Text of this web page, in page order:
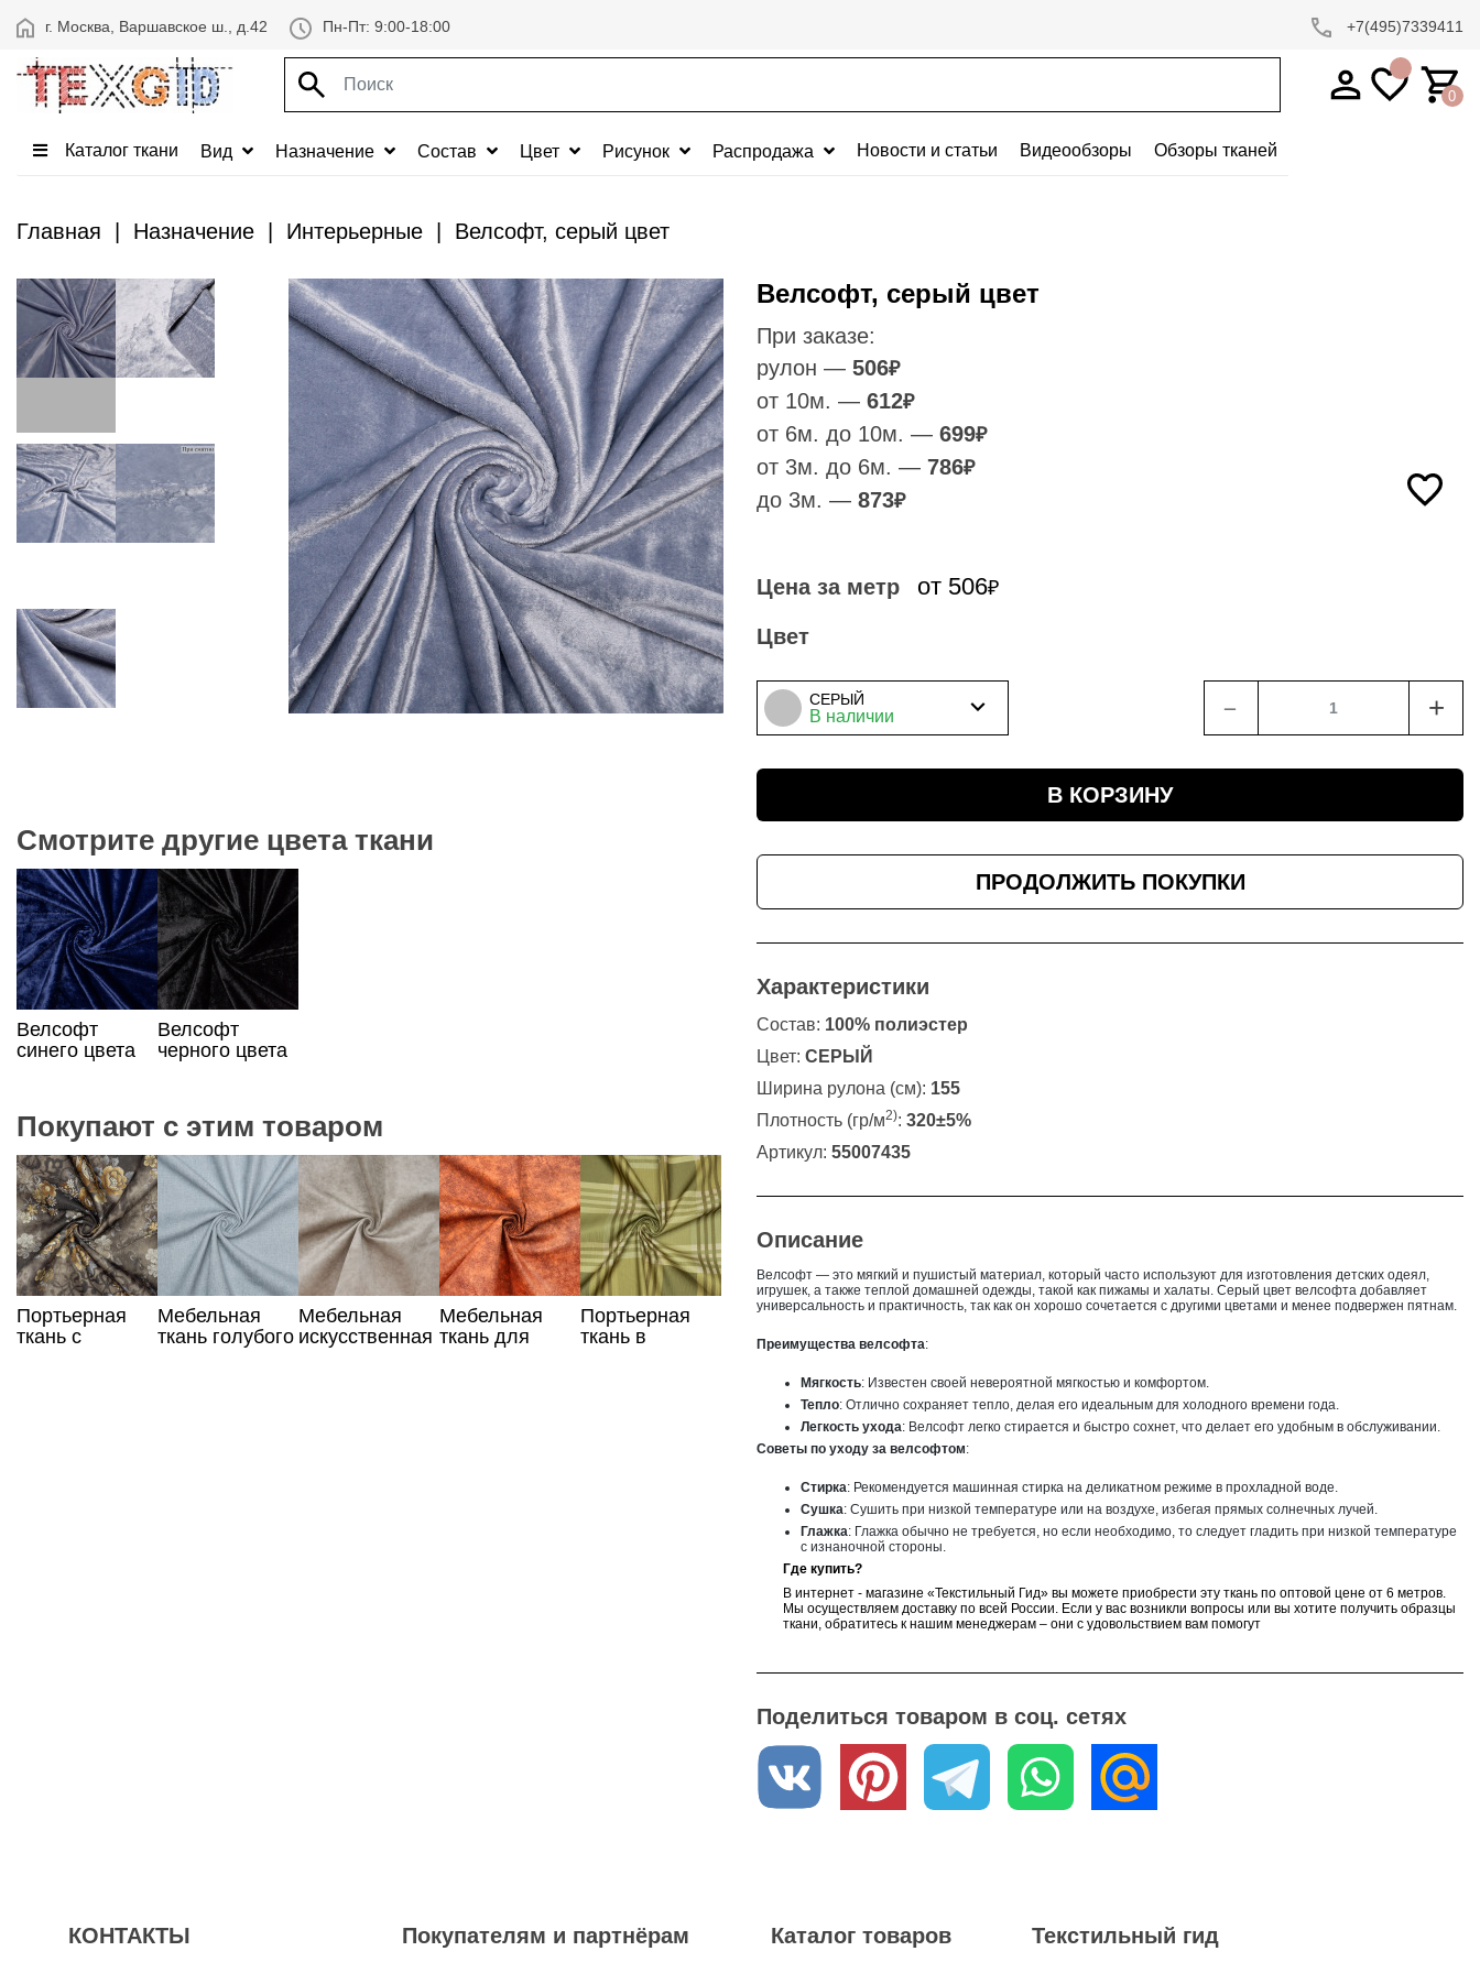
г. Москва, Варшавское ш., д.42 Пн-Пт: 9:00-18:00 +7(495)7339411
0
Каталог ткани Вид Назначение Состав Цвет Рисунок Распродажа Новости и статьи Видеообзоры Обзоры тканей
Главная Назначение Интерьерные Велсофт, серый цвет
Велсофт, серый цвет
При заказе:
рулон — 506₽
от 10м. — 612₽
от 6м. до 10м. — 699₽
от 3м. до 6м. — 786₽
до 3м. — 873₽
Цена за метр от 506₽
Цвет
СЕРЫЙ
В наличии ﹣ +
В КОРЗИНУ
ПРОДОЛЖИТЬ ПОКУПКИ
Характеристики
Состав: 100% полиэстер
Цвет: СЕРЫЙ
Ширина рулона (см): 155
Плотность (гр/м2): 320±5%
Артикул: 55007435
Описание
Велсофт — это мягкий и пушистый материал, который часто используют для изготовления детских одеял,
игрушек, а также теплой домашней одежды, такой как пижамы и халаты. Серый цвет велсофта добавляет
универсальность и практичность, так как он хорошо сочетается с другими цветами и менее подвержен пятнам.
Преимущества велсофта:
Мягкость: Известен своей невероятной мягкостью и комфортом.
Тепло: Отлично сохраняет тепло, делая его идеальным для холодного времени года.
Легкость ухода: Велсофт легко стирается и быстро сохнет, что делает его удобным в обслуживании.
Советы по уходу за велсофтом:
Стирка: Рекомендуется машинная стирка на деликатном режиме в прохладной воде.
Сушка: Сушить при низкой температуре или на воздухе, избегая прямых солнечных лучей.
Глажка: Глажка обычно не требуется, но если необходимо, то следует гладить при низкой температуре
с изнаночной стороны.
Где купить?
В интернет - магазине «Текстильный Гид» вы можете приобрести эту ткань по оптовой цене от 6 метров.
Мы осуществляем доставку по всей России. Если у вас возникли вопросы или вы хотите получить образцы
ткани, обратитесь к нашим менеджерам – они с удовольствием вам помогут
Поделиться товаром в соц. сетях
Смотрите другие цвета ткани
Велсофт
синего цвета
Велсофт
черного цвета
Покупают с этим товаром
Портьерная
ткань с
Мебельная
ткань голубого
Мебельная
искусственная
Мебельная
ткань для
Портьерная
ткань в
КОНТАКТЫ Покупателям и партнёрам Каталог товаров Текстильный гид